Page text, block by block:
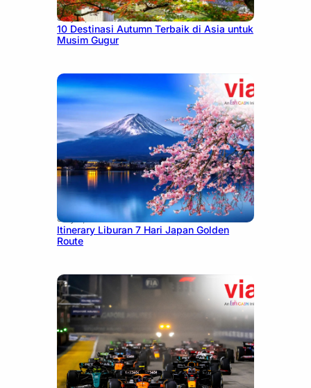
July 9, 2026
10 Destinasi Autumn Terbaik di Asia untuk
Musim Gugur
July 7, 2026
Itinerary Liburan 7 Hari Japan Golden
Route